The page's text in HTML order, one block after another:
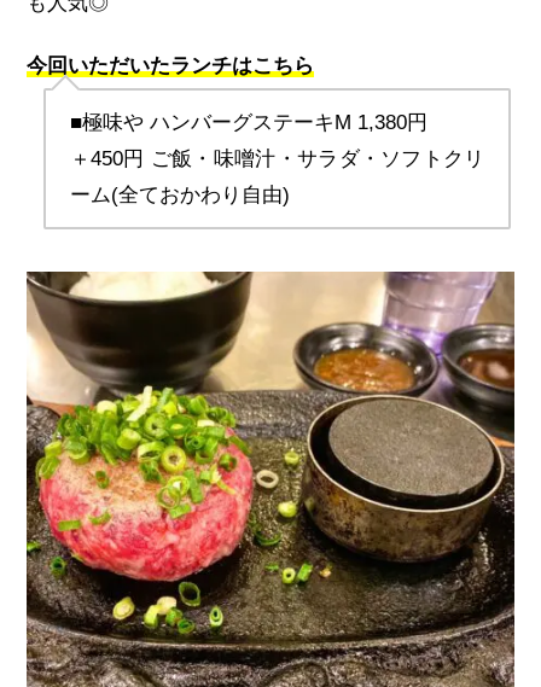
今回いただいたランチはこちら
■極味や ハンバーグステーキM 1,380円
＋450円 ご飯・味噌汁・サラダ・ソフトクリ
ーム(全ておかわり自由)